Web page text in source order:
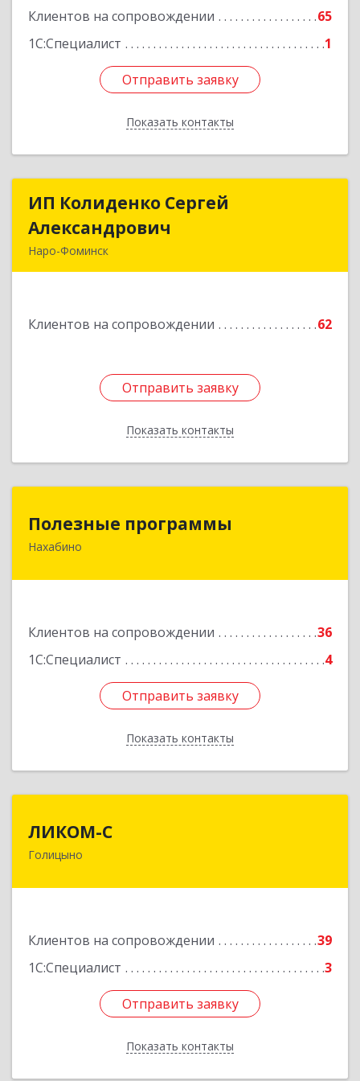
Клиентов на сопровождении
65
1С:Специалист
1
Отправить заявку
Показать контакты
Подробнее
Отправить заявку
Назад
ИП Колиденко Сергей
Александрович
Наро-Фоминск
Клиентов на сопровождении 62
Отправить заявку
Показать контакты
ИП Колиденко Сергей
Отправить заявку
Назад
Полезные программы
Нахабино
Клиентов на сопровождении
36
1С:Специалист
4
Отправить заявку
Показать контакты
143432, Московская обл, Красногорский р-н,
Отправить заявку
Назад
ЛИКОМ-С
Голицыно
Клиентов на сопровождении
39
1С:Специалист
3
Отправить заявку
Показать контакты
143040, Московская обл, Одинцовский р-н,
Подробнее
Отправить заявку
Назад